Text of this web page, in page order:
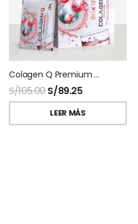
Colagen Q Premium Q10 Teoma 30 Sobres
S/105.00S/89.25
LEER MÁS